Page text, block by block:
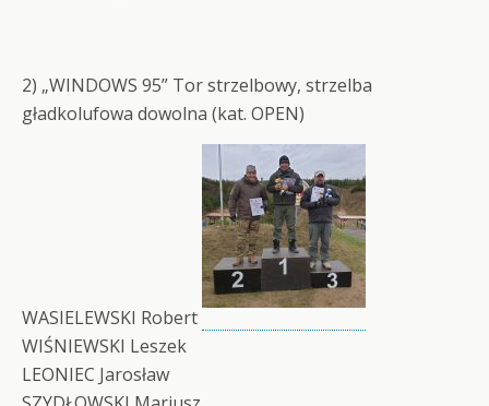
2) „WINDOWS 95” Tor strzelbowy, strzelba
gładkolufowa dowolna (kat. OPEN)
WASIELEWSKI Robert
WIŚNIEWSKI Leszek
LEONIEC Jarosław